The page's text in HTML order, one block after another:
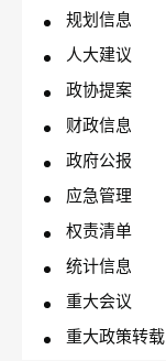
规划信息
人大建议
政协提案
财政信息
政府公报
应急管理
权责清单
统计信息
重大会议
重大政策转载